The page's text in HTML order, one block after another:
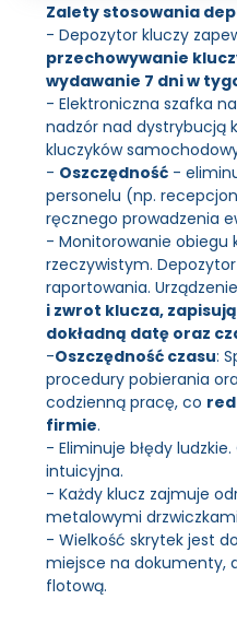
Zalety stosowania
- Depozytor kluczy
przechowywanie
wydawanie 7 dni w
- Elektroniczna szafka
nadzór nad dystrybucją
kluczyków
- Oszczędność -
personelu (np.
ręcznego prowadzenia
- Monitorowanie obiegu
rzeczywistym.
raportowania. Urządzenie
i zwrot klucza,
dokładną datę oraz
-Oszczędność czasu:
procedury pobierania
codzienną pracę, co
firmie.
- Eliminuje błędy
intuicyjna.
- Każdy klucz zajmuje
metalowymi
- Wielkość skrytek jest
miejsce na dokumenty,
flotową.